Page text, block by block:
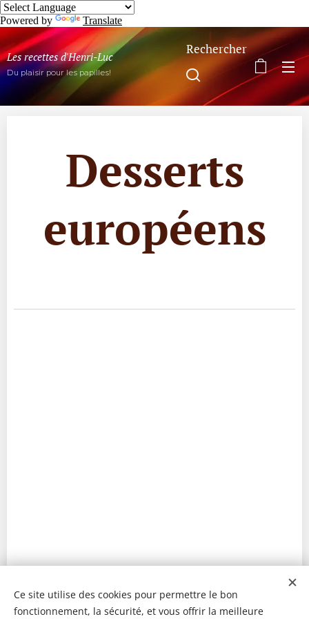
Powered by Translate
Les recettes d'Henri-Luc
Du plaisir pour les papilles!
Rechercher
Desserts
européens
Ce site utilise des cookies pour permettre le bon
fonctionnement, la sécurité, et vous offrir la meilleure